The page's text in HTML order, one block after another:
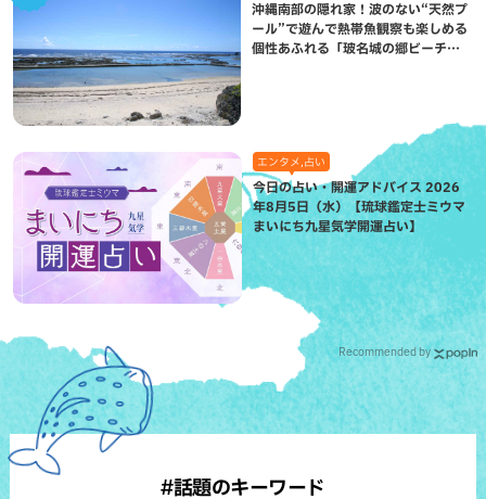
沖縄南部の隠れ家！波のない“天然プ
ール”で遊んで熱帯魚観察も楽しめる
個性あふれる「玻名城の郷ビーチ」
エンタメ,占い
今日の占い・開運アドバイス 2026
年8月5日（水）【琉球鑑定士ミウマ
まいにち九星気学開運占い】
Recommended by
#話題のキーワード